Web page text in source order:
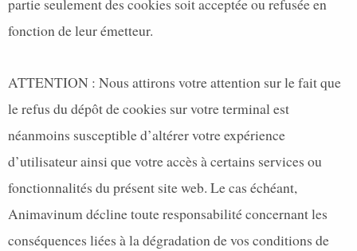
partie seulement des cookies soit acceptée ou refusée en
fonction de leur émetteur.
ATTENTION : Nous attirons votre attention sur le fait que
le refus du dépôt de cookies sur votre terminal est
néanmoins susceptible d’altérer votre expérience
d’utilisateur ainsi que votre accès à certains services ou
fonctionnalités du présent site web. Le cas échéant,
Animavinum décline toute responsabilité concernant les
conséquences liées à la dégradation de vos conditions de